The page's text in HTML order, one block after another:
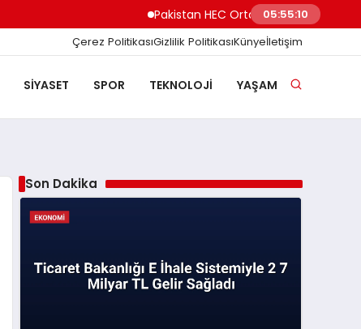
Pakistan HEC Orta Asya ve Dost Ülkeler
05:55:11
Çerez PolitikasıGizlilik PolitikasıKünyeİletişim
SIYASET SPOR TEKNOLOJI YAŞAM
Son Dakika